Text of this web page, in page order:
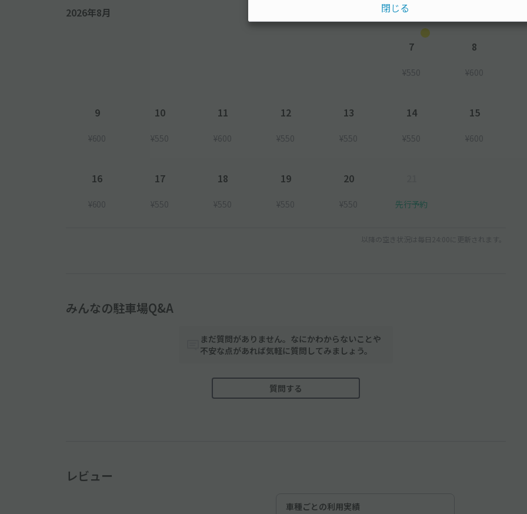
2026年8月
7
¥550
8
¥600
9
¥600
10
¥550
11
¥600
12
¥550
13
¥550
14
¥550
15
¥600
16
¥600
17
¥550
18
¥550
19
¥550
20
¥550 先行予約
以降の空き状況は毎日24:00に更新されます。
みんなの駐車場Q&A
まだ質問がありません。なにかわからないことや
不安な点があれば気軽に質問してみましょう。
質問する
レビュー
車種ごとの利用実績
閉じる